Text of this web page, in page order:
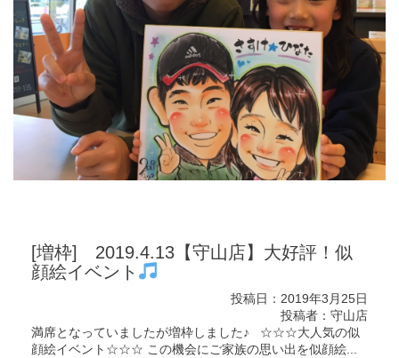
[増枠] 2019.4.13【守山店】大好評！似
顔絵イベント
投稿日：2019年3月25日
投稿者：守山店
満席となっていましたが増枠しました♪ ☆☆☆大人気の似
顔絵イベント☆☆☆ この機会にご家族の思い出を似顔絵...